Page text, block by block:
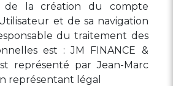
de la création du compte
et de sa navigation
du traitement des
est : JM FINANCE &
représenté par Jean-Marc
représentant légal